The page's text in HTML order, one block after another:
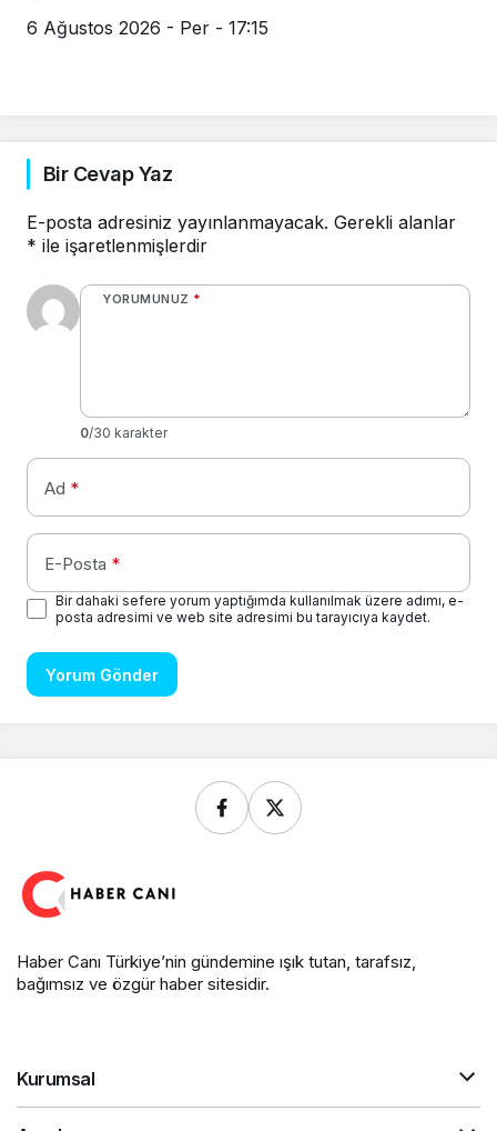
6 Ağustos 2026 - Per - 17:15
Bir Cevap Yaz
E-posta adresiniz yayınlanmayacak. Gerekli alanlar
* ile işaretlenmişlerdir
YORUMUNUZ *
0/30 karakter
Ad *
E-Posta *
Bir dahaki sefere yorum yaptığımda kullanılmak üzere adımı, e-
posta adresimi ve web site adresimi bu tarayıcıya kaydet.
Yorum Gönder
Haber Canı Türkiye’nin gündemine ışık tutan, tarafsız,
bağımsız ve özgür haber sitesidir.
Kurumsal